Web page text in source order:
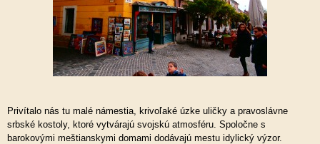
Privítalo nás tu malé námestia, krivoľaké úzke uličky a pravoslávne
srbské kostoly, ktoré vytvárajú svojskú atmosféru. Spoločne s
barokovými meštianskymi domami dodávajú mestu idylický výzor.